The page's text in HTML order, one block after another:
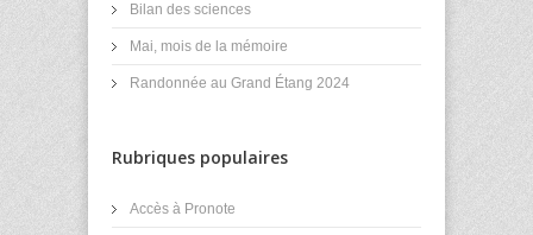
Bilan des sciences
Mai, mois de la mémoire
Randonnée au Grand Étang 2024
Rubriques populaires
Accès à Pronote